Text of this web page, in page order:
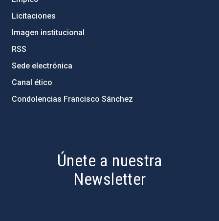
Licitaciones
Imagen institucional
RSS
Sede electrónica
Canal ético
Condolencias Francisco Sánchez
Únete a nuestra
Newsletter